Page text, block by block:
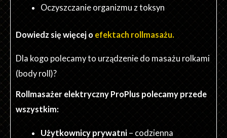
Oczyszczanie organizmu z toksyn
Dowiedz się więcej o efektach rollmasażu.
Dla kogo polecamy to urządzenie do masażu rolkami
(body roll)?
Rollmasażer elektryczny ProPlus polecamy przede
wszystkim:
Użytkownicy prywatni – codzienna